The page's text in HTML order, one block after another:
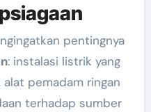
pentingnya
: instalasi listrik yang
alat pemadam ringan
terhadap sumber